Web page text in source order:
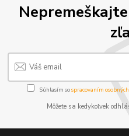
Súhlasím sospracovaním
Môžete sa kedykoľvek